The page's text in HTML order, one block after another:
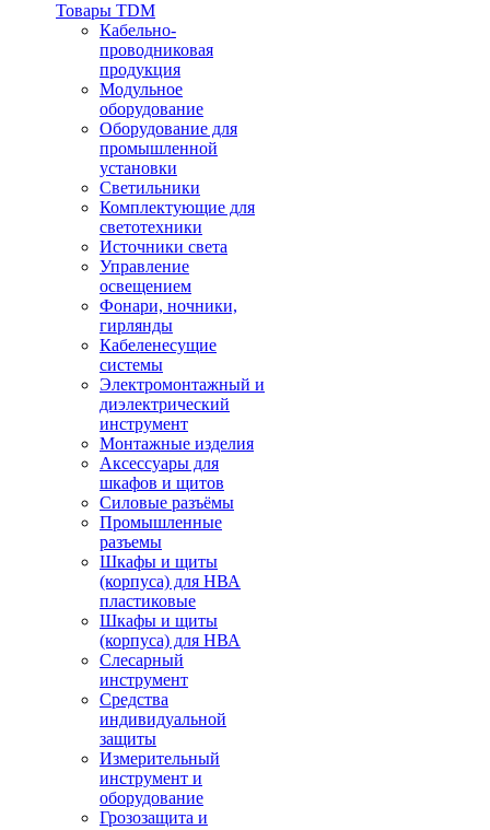
Товары TDM
Кабельно-
проводниковая
продукция
Модульное
оборудование
Оборудование для
промышленной
установки
Светильники
Комплектующие для
светотехники
Источники света
Управление
освещением
Фонари, ночники,
гирлянды
Кабеленесущие
системы
Электромонтажный и
диэлектрический
инструмент
Монтажные изделия
Аксессуары для
шкафов и щитов
Силовые разъёмы
Промышленные
разъемы
Шкафы и щиты
(корпуса) для НВА
пластиковые
Шкафы и щиты
(корпуса) для НВА
Слесарный
инструмент
Средства
индивидуальной
защиты
Измерительный
инструмент и
оборудование
Грозозащита и